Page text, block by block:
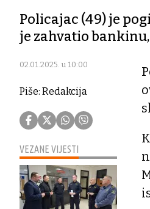
Policajac (49) je
je zahvatio
02.01.2025. u 10:00
Piše: Redakcija
VEZANE VIJESTI